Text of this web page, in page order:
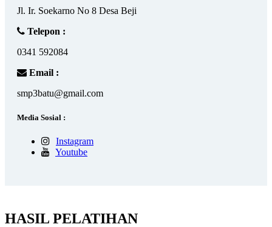
Jl. Ir. Soekarno No 8 Desa Beji
Telepon :
0341 592084
Email :
smp3batu@gmail.com
Media Sosial :
Instagram
Youtube
HASIL PELATIHAN